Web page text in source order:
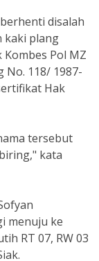
disalah
kaki plang
Pol MZ
No. 118/ 1987-
Hak
tersebut
kata
menuju ke
RT 07, RW 03